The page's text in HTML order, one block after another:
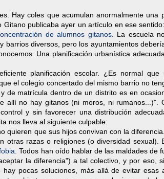
Hay coles que acumulan anormalmente una
publicaba ayer un artículo en ese sentido:
de alumnos gitanos. La escuela
barrios diversos, pero los ayuntamientos
Una planificación urbanística
planificación escolar. ¿Es normal
el colegio concertado del mismo barrio no
de matrícula dentro de un distrito es en
allí no hay gitanos (ni moros, ni rumanos...)".
y sin favorecer una distribución
nos lleva al siguiente culpable:
quieren que sus hijos convivan con la
otras razas o religiones (o diversidad sexual).
. Todos han oído hablar de las maldades de
la diferencia") a tal colectivo, y por eso,
pocas soluciones, más allá de evitar esas